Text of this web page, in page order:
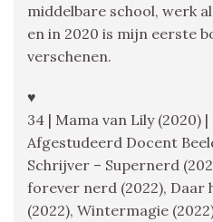
middelbare school, werk
en in 2020 is mijn eerste
verschenen.
♥
34 | Mama van Lily (2020)
Afgestudeerd Docent
Schrijver – Supernerd
forever nerd (2022), Daar
(2022), Wintermagie